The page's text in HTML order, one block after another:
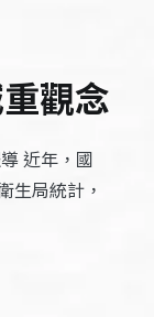
觀念
近年，國
生局統計，